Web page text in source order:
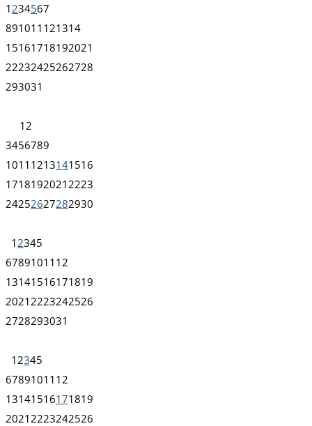
1 234567
891011 121314
15161718192021
22232425262728
293031
1 2
3456789
1011 1213141516
1718192021 2223
24252627282930
1 2345
67891011 12
13141516171819
2021 2223242526
2728293031
1 2345
67891011 12
13141516171819
2021 2223242526